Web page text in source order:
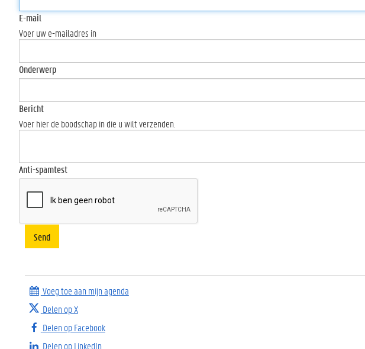
E-mail
Voer uw e-mailadres in
Onderwerp
Bericht
Voer hier de boodschap in die u wilt verzenden.
Anti-spamtest
Send
Voeg toe aan mijn agenda
Delen op X
Delen op Facebook
Delen op LinkedIn